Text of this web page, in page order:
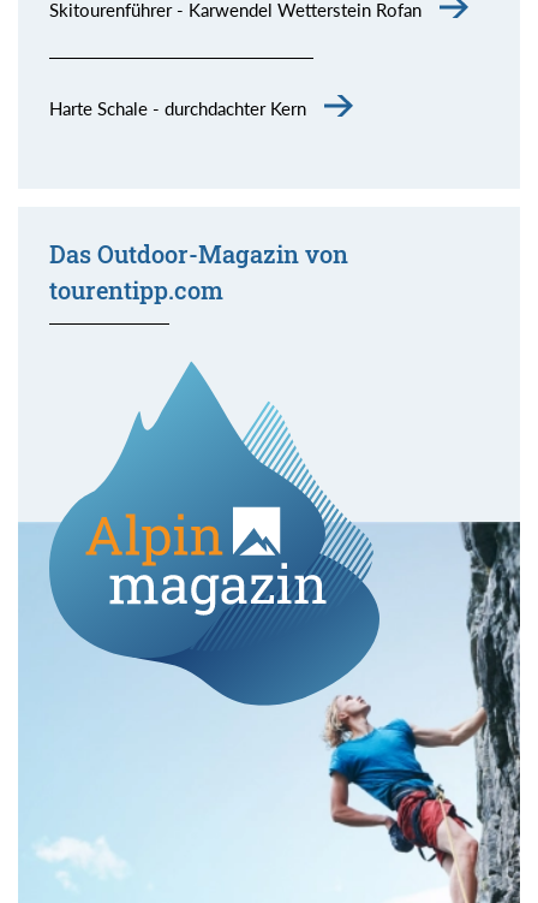
Skitourenführer - Karwendel Wetterstein Rofan
Harte Schale - durchdachter Kern
Das Outdoor-Magazin von
tourentipp.com